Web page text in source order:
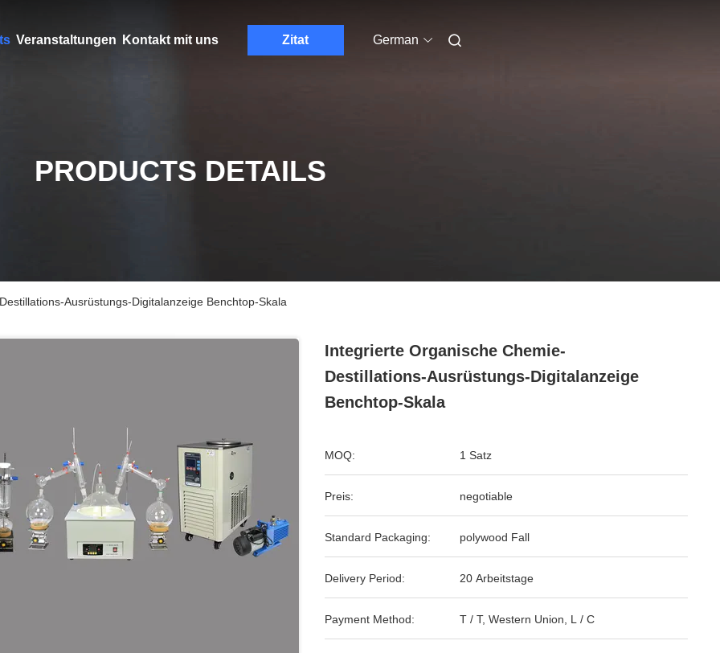
Veranstaltungen Kontakt mit uns Zitat German
PRODUCTS DETAILS
Ausrüstungs-Digitalanzeige Benchtop-Skala
Integrierte Organische Chemie-
Destillations-Ausrüstungs-Digitalanzeige
Benchtop-Skala
MOQ: 1 Satz
Preis: negotiable
Standard Packaging: polywood Fall
Delivery Period: 20 Arbeitstage
Payment Method: T / T, Western Union, L / C